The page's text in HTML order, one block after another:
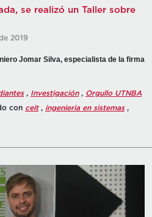
se realizó un Taller sobre
2019
Jomar Silva, especialista de la firma
, Investigación, Orgullo UTNBA
con ceit, ingenieria en sistemas,